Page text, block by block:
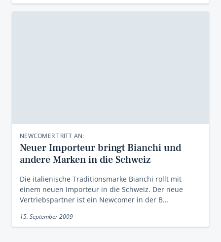
NEWCOMER TRITT AN:
Neuer Importeur bringt Bianchi und
andere Marken in die Schweiz
Die italienische Traditionsmarke Bianchi rollt mit
einem neuen Importeur in die Schweiz. Der neue
Vertriebspartner ist ein Newcomer in der B…
15. September 2009